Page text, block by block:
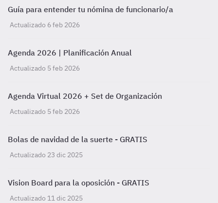
Guía para entender tu nómina de funcionario/a
Actualizado 6 feb 2026
Agenda 2026 | Planificación Anual
Actualizado 5 feb 2026
Agenda Virtual 2026 + Set de Organización
Actualizado 5 feb 2026
Bolas de navidad de la suerte - GRATIS
Actualizado 23 dic 2025
Vision Board para la oposición - GRATIS
Actualizado 11 dic 2025